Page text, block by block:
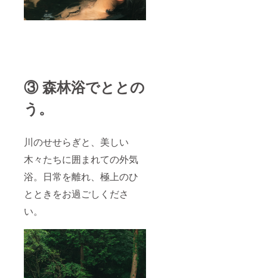
③ 森林浴でととの
う。
川のせせらぎと、美しい
木々たちに囲まれての外気
浴。日常を離れ、極上のひ
とときをお過ごしくださ
い。